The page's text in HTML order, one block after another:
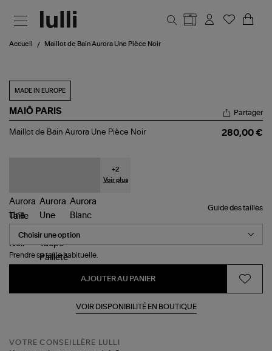
Accueil Maillot de Bain Aurora Une Pièce Noir
MADE IN EUROPE
MAIÔ PARIS
Maillot
Partager
Maillot de Bain Aurora Une Pièce Noir 280,00 €
+2
Voir plus
Guide des tailles
Taille
Prendre sa taille habituelle.
AJOUTER AU PANIER
VOIR DISPONIBILITÉ EN BOUTIQUE
VOTRE CONSEILLÈRE LULLI